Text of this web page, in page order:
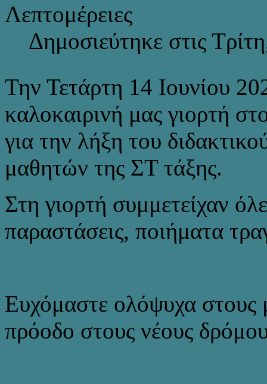
Λεπτομέρειες
Δημοσιεύτηκε στις
Την Τετάρτη 14 Ιουνίου
καλοκαιρινή μας γιορτή
για την λήξη του
μαθητών της ΣΤ τάξης.
Στη γιορτή συμμετείχαν
παραστάσεις, ποιήματα
Ευχόμαστε ολόψυχα στους
πρόοδο στους νέους